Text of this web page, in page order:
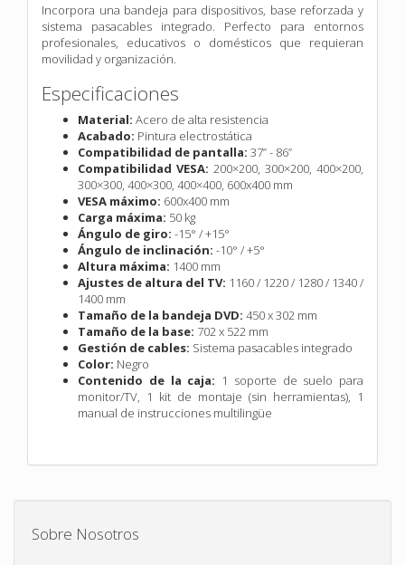
Incorpora una bandeja para dispositivos, base reforzada y
sistema pasacables integrado. Perfecto para entornos
profesionales, educativos o domésticos que requieran
movilidad y organización.
Especificaciones
Material: Acero de alta resistencia
Acabado: Pintura electrostática
Compatibilidad de pantalla: 37” - 86”
Compatibilidad VESA: 200×200, 300×200, 400×200,
300×300, 400×300, 400×400, 600x400 mm
VESA máximo: 600x400 mm
Carga máxima: 50 kg
Ángulo de giro: -15° / +15°
Ángulo de inclinación: -10° / +5°
Altura máxima: 1400 mm
Ajustes de altura del TV: 1160 / 1220 / 1280 / 1340 /
1400 mm
Tamaño de la bandeja DVD: 450 x 302 mm
Tamaño de la base: 702 x 522 mm
Gestión de cables: Sistema pasacables integrado
Color: Negro
Contenido de la caja: 1 soporte de suelo para
monitor/TV, 1 kit de montaje (sin herramientas), 1
manual de instrucciones multilingüe
Sobre Nosotros